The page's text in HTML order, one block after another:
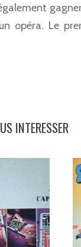
opéra. Le
INTERESSER